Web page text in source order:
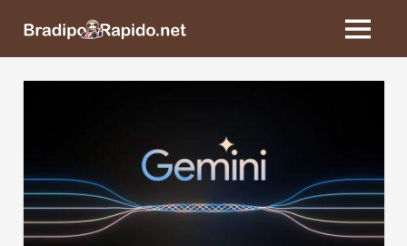
BradipoRapido.net
MENU